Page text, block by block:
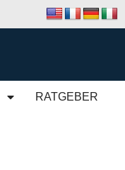
RATGEBER